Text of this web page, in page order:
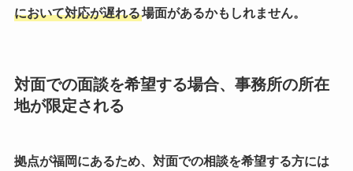
において対応が遅れる場面があるかもしれません。
対面での面談を希望する場合、事務所の所在
地が限定される
拠点が福岡にあるため、対面での相談を希望する方には